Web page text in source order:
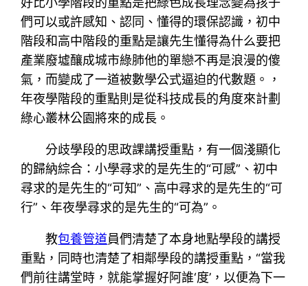
們可以或許感知、認同、懂得的環保認識，初中
階段和高中階段的重點是讓先生懂得為什么要把
產業廢墟釀成城市綠肺他的單戀不再是浪漫的傻
氣，而變成了一道被數學公式逼迫的代數題。，
年夜學階段的重點則是從科技成長的角度來計劃
綠心叢林公園將來的成長。
分歧學段的思政課講授重點，有一個淺顯化
的歸納綜合：小學尋求的是先生的“可感”、初中
尋求的是先生的“可知”、高中尋求的是先生的“可
行”、年夜學尋求的是先生的“可為”。
教包養管道員們清楚了本身地點學段的講授
重點，同時也清楚了相鄰學段的講授重點，“當我
們前往講堂時，就能掌握好阿誰‘度’，以便為下一